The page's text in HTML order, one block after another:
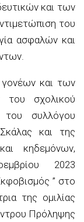
και των
του
ασφαλών και
και των
του σχολικού
του συλλόγου
και της
κηδεμόνων,
2023
” στο
της ομιλίας
Πρόληψης